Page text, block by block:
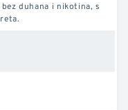
duhana i nikotina, s